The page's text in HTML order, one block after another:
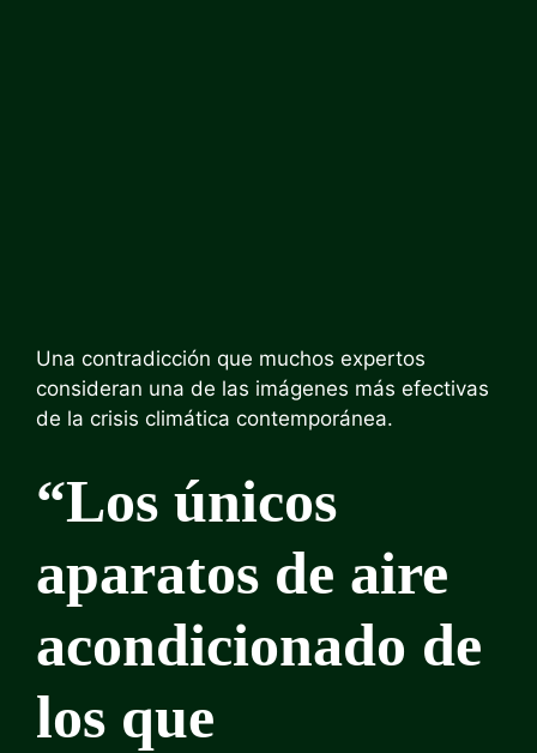
Una contradicción que muchos expertos
consideran una de las imágenes más efectivas
de la crisis climática contemporánea.
“Los únicos
aparatos de aire
acondicionado de
los que